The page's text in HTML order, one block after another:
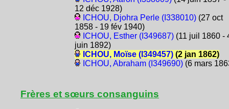
12 déc 1928)
ICHOU, Djohra Perle (I338010)(27 oct
1858 - 19 fév 1940)
ICHOU, Esther (I349687)(11 juil 1860 -
juin 1892)
ICHOU, Moïse (I349457)(2 jan 1862)
ICHOU, Abraham (I349690)(6 mars
Frères et sœurs consanguins